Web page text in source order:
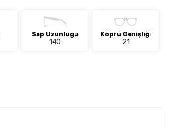
Sap Uzunlugu
140
Köprü Genişliği
21